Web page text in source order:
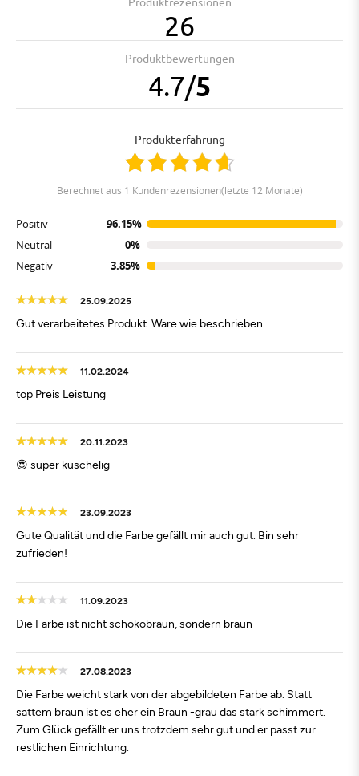
26
Produktbewertungen
4.7/5
Produkterfahrung
berechnet aus 1 Kundenrezensionen(letzte 12 Monate)
Positiv
96.15%
Neutral
0%
Negativ
3.85%
25.09.2025
Gut verarbeitetes Produkt. Ware wie beschrieben.
11.02.2024
top Preis Leistung
20.11.2023
😍 super kuschelig
23.09.2023
Gute Qualität und die Farbe gefällt mir auch gut. Bin sehr
zufrieden!
11.09.2023
Die Farbe ist nicht schokobraun, sondern braun
27.08.2023
Die Farbe weicht stark von der abgebildeten Farbe ab. Statt
sattem braun ist es eher ein Braun -grau das stark schimmert.
Zum Glück gefällt er uns trotzdem sehr gut und er passt zur
restlichen Einrichtung.